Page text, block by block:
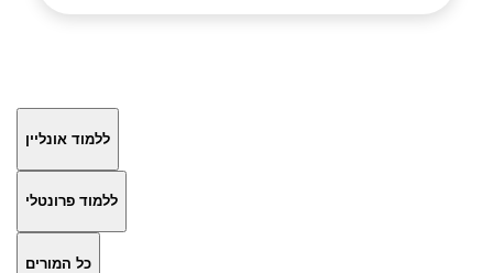
ללמוד אונליין
ללמוד פרונטלי
כל המורים